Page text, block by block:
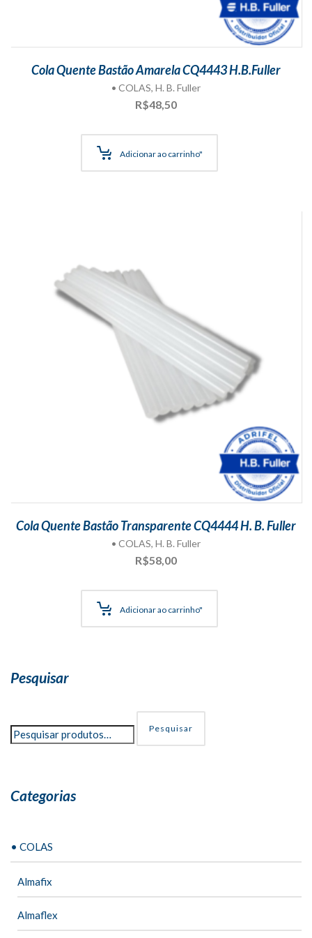
Cola Quente Bastão Amarela CQ4443 H.B.Fuller
• COLAS, H. B. Fuller
R$48,50
Adicionar ao carrinho"
Cola Quente Bastão Transparente CQ4444 H. B. Fuller
• COLAS, H. B. Fuller
R$58,00
Adicionar ao carrinho"
Pesquisar
Pesquisar
Categorias
• COLAS
Almafix
Almaflex